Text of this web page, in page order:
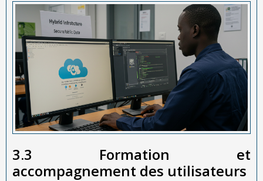
3.3 Formation et
accompagnement des utilisateurs